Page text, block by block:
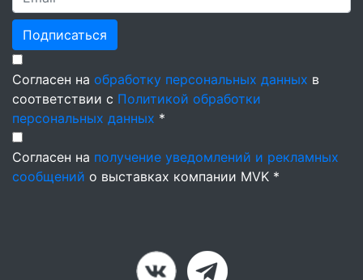
Подписаться
Согласен на обработку персональных данных в
соответствии с Политикой обработки
персональных данных *
Согласен на получение уведомлений и рекламных
сообщений о выставках компании MVK *